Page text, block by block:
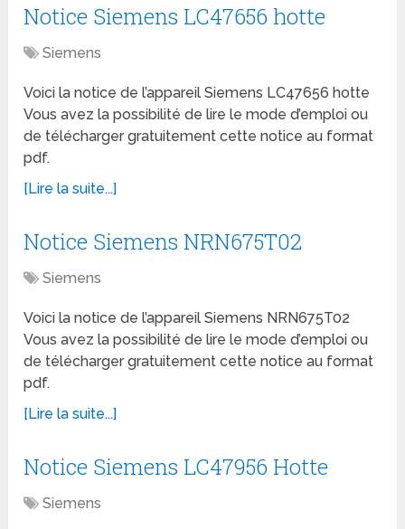
Notice Siemens LC47656 hotte
Siemens
Voici la notice de l’appareil Siemens LC47656 hotte
Vous avez la possibilité de lire le mode d’emploi ou
de télécharger gratuitement cette notice au format
pdf.
[Lire la suite...]
Notice Siemens NRN675T02
Siemens
Voici la notice de l’appareil Siemens NRN675T02
Vous avez la possibilité de lire le mode d’emploi ou
de télécharger gratuitement cette notice au format
pdf.
[Lire la suite...]
Notice Siemens LC47956 Hotte
Siemens